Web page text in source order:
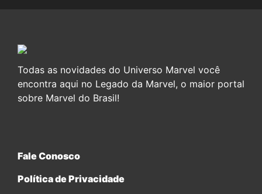
Todas as novidades do Universo Marvel você
encontra aqui no Legado da Marvel, o maior portal
sobre Marvel do Brasil!
Fale Conosco
Política de Privacidade